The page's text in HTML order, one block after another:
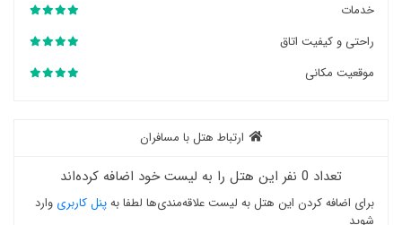
خدمات
راحتی و کیفیت اتاق
موقعیت مکانی
ارتباط هتل با مسافران
تعداد 0 نفر این هتل را به لیست خود اضافه کرده‌اند
برای اضافه کردن این هتل به لیست علاقه‌مندی‌ها لطفا بهپنل کاربری وارد
شوید